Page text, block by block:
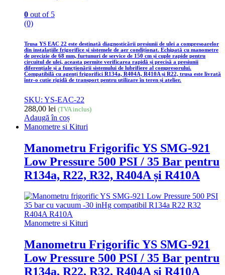
0 out of 5
(0)
Trusa YS EAC 22 este destinată diagnosticării presiunii de ulei a compresoarelor
din instalațiile frigorifice și sistemele de aer condiționat. Echipată cu manometre
de precizie de 68 mm, furtunuri de service de 150 cm și cuple rapide pentru
circuitul de ulei, aceasta permite verificarea rapidă și precisă a presiunii
diferențiale și a funcționării sistemului de lubrifiere al compresorului.
Compatibilă cu agenți frigorifici R134a, R404A, R410A și R22, trusa este livrată
într-o cutie rigidă de transport pentru utilizare în teren și atelier.
SKU: YS-EAC-22
288,00 lei (TVA inclus)
Adaugă în coș
Manometre si Kituri
Manometru Frigorific YS SMG-921
Low Pressure 500 PSI / 35 Bar pentru
R134a, R22, R32, R404A și R410A
Manometre si Kituri
Manometru Frigorific YS SMG-921
Low Pressure 500 PSI / 35 Bar pentru
R134a, R22, R32, R404A și R410A